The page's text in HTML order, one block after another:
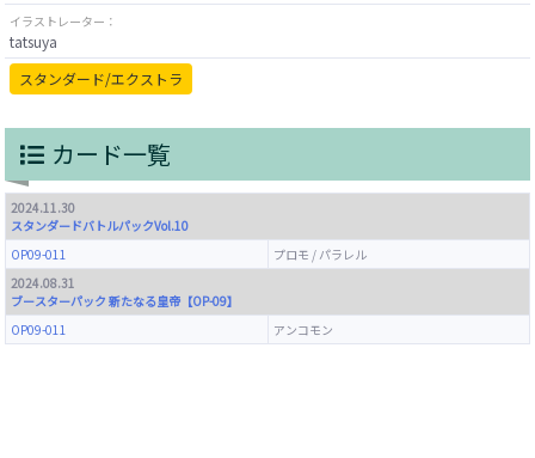
イラストレーター：
tatsuya
スタンダード/エクストラ
カード一覧
2024.11.30
スタンダードバトルパックVol.10
OP09-011
プロモ / パラレル
2024.08.31
ブースターパック 新たなる皇帝【OP-09】
OP09-011
アンコモン